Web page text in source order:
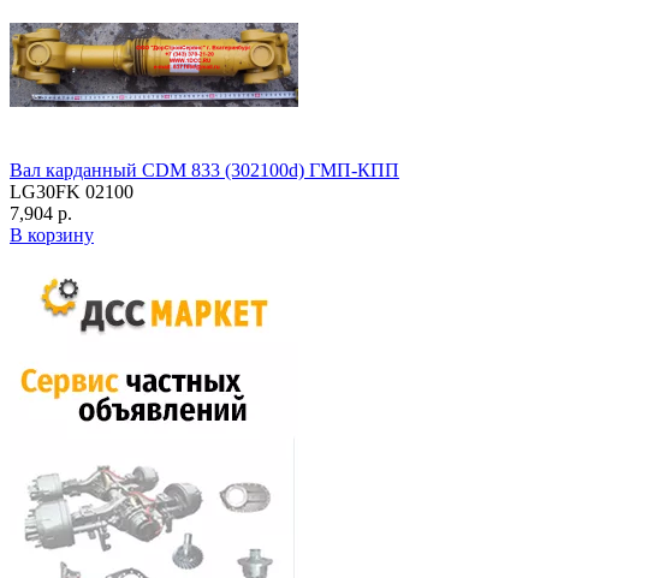
Вал карданный CDM 833 (302100d) ГМП-КПП
LG30FK 02100
7,904 р.
В корзину